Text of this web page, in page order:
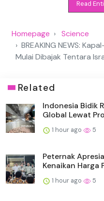
Read
Homepage
Science
BREAKING NEWS:
Mulai Dibajak Tentara
Related
Indonesia Bidik
Global Lewat
1 hour ago 5
Peternak
Kenaikan Harga
1 hour ago 5